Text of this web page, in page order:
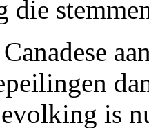
die
is